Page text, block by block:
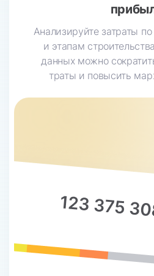
Анализируйте затраты
и этапам
данных можно
траты и повысить